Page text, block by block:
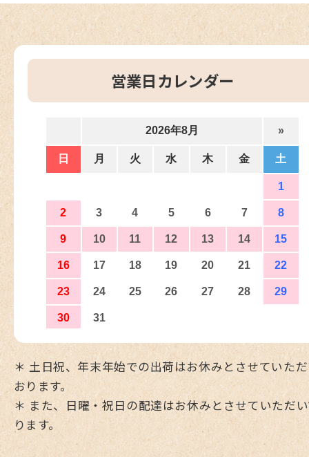
営業日カレンダー
＊ 土日祝、年末年始での出荷はお休みとさせていた
おります。
＊ また、日曜・祝日の配達はお休みとさせていただ
ります。